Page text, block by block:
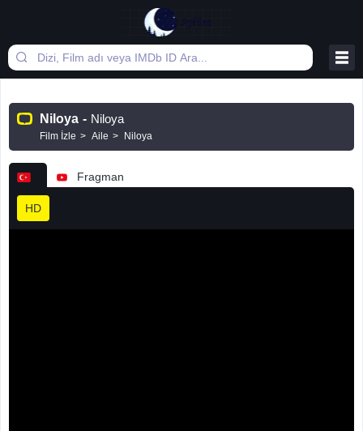
Niloya - Niloya
Film İzle Aile Niloya
Fragman
HD